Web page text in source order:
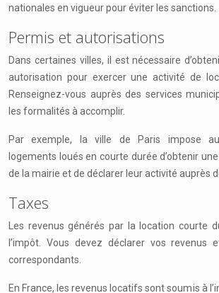
nationales en vigueur pour éviter les sanctions.
Permis et autorisations
Dans certaines villes, il est nécessaire
autorisation pour exercer une activité de
Renseignez-vous auprès des services
les formalités à accomplir.
Par exemple, la ville de Paris impose
logements loués en courte durée d’obtenir
de la mairie et de déclarer leur activité auprès
Taxes
Les revenus générés par la location courte
l’impôt. Vous devez déclarer vos revenus
correspondants.
En France, les revenus locatifs sont soumis à